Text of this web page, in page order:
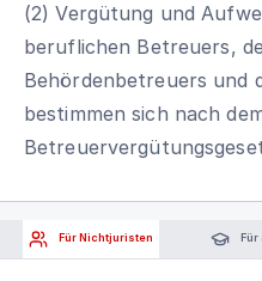
(2) Vergütung und
beruflichen Betreuers,
Behördenbetreuers und
bestimmen sich nach
Für Nichtjuristen Für